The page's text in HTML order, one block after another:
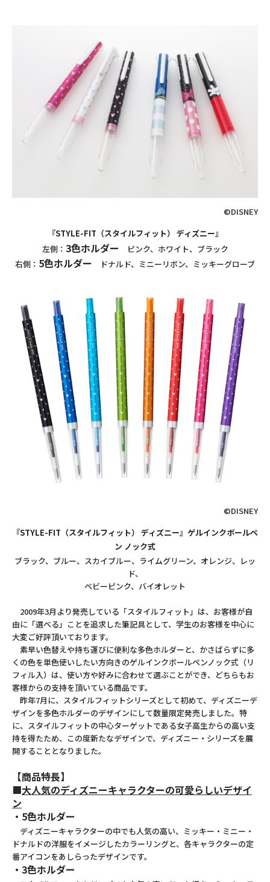
©DISNEY
『STYLE-FIT（スタイルフィット） ディズニー』
左側： 3色ホルダー ピンク、ホワイト、ブラック
右側： 5色ホルダー ドナルド、ミニーリボン、ミッキーグローブ
©DISNEY
『STYLE-FIT（スタイルフィット） ディズニー』ゲルインクボールペ
ン ノック式
ブラック、ブルー、スカイブルー、ライムグリーン、オレンジ、レッ
ド、
ベビーピンク、バイオレット
2009年3月より発売している「スタイルフィット」は、お客様が自
由に「選べる」ことを追求した筆記具として、学生のお客様を中心に
大変ご好評頂いております。
素早い色替えや持ち運びに便利な多色ホルダーと、かさばらずに多
くの色を単色使いしたい方向きのゲルインクボールペンノック式（リ
フィル入）は、使い方や好みに合わせて選ぶことができ、どちらもお
客様からの支持を頂いている商品です。
昨年7月に、スタイルフィットシリーズとして初めて、ディズニーデ
ザインを多色ホルダーのデザインにして数量限定発売しました。特
に、スタイルフィットの中心ターゲットである女子高生からの高い支
持を得たため、この度新たなデザインで、ディズニー・シリーズを展
開することとなりました。
【商品特長】
■大人気のディズニーキャラクターの可愛らしいデザイ
ン
・5色ホルダー
ディズニーキャラクターの中でも人気の高い、ミッキー・ミニー・
ドナルドの洋服をイメージしたカラーリングと、各キャラクターの定
番アイコンをあしらったデザインです。
・3色ホルダー